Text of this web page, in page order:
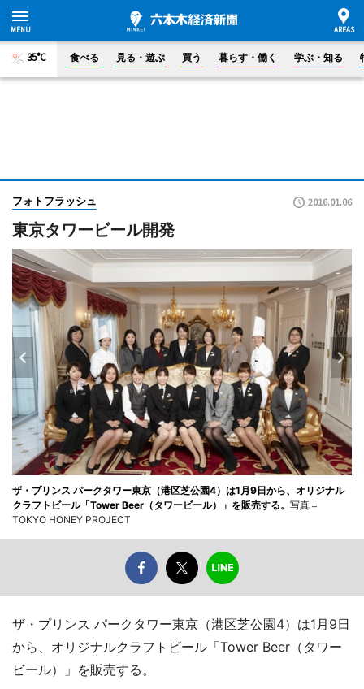
35°C 食べる 見る・遊ぶ 買う 暮らす・働く 学ぶ・知る
フォトフラッシュ 2016.01.06
東京タワービール開発
ザ・プリンス パークタワー東京（港区芝公園4）は1月9日から、オリジナル
クラフトビール「Tower Beer（タワービール）」を販売する。 写真＝
TOKYO HONEY PROJECT
ザ・プリンス パークタワー東京（港区芝公園4）は1月9日
から、オリジナルクラフトビール「Tower Beer（タワー
ビール）」を販売する。